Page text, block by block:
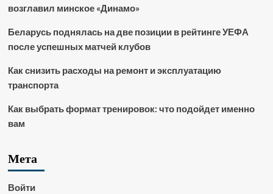
возглавил минское «Динамо»
Беларусь поднялась на две позиции в рейтинге УЕФА
после успешных матчей клубов
Как снизить расходы на ремонт и эксплуатацию
транспорта
Как выбрать формат тренировок: что подойдет именно
вам
Мета
Войти